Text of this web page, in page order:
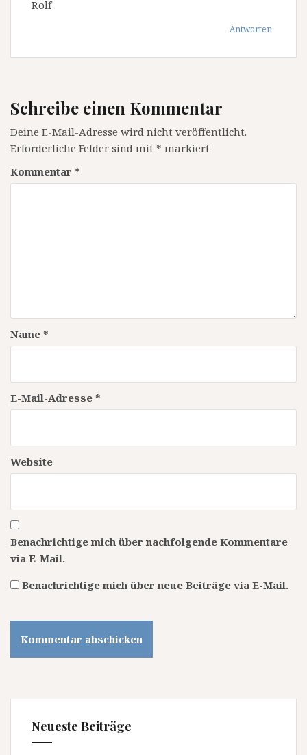
Rolf
Antworten
Schreibe einen Kommentar
Deine E-Mail-Adresse wird nicht veröffentlicht.
Erforderliche Felder sind mit * markiert
Kommentar *
Name *
E-Mail-Adresse *
Website
Benachrichtige mich über nachfolgende Kommentare
via E-Mail.
Benachrichtige mich über neue Beiträge via E-Mail.
Neueste Beiträge